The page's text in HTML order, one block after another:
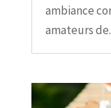
ambiance
amateurs